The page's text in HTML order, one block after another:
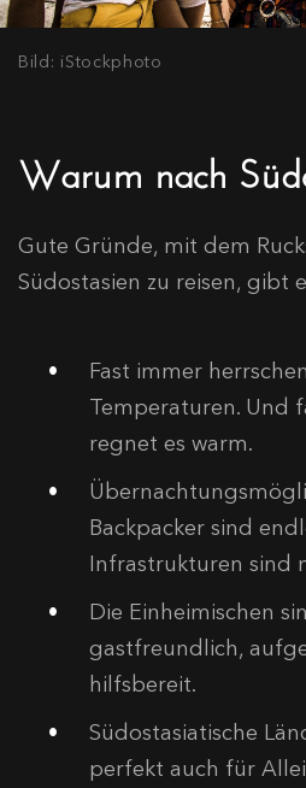
Bild: iStockphoto
Warum nach
Gute Gründe, mit dem
Südostasien zu reisen, gibt
Fast immer
Temperaturen. Und
regnet es warm.
Backpacker sind
Infrastrukturen sind
Die Einheimischen
gastfreundlich,
hilfsbereit.
Südostasiatische
perfekt auch für